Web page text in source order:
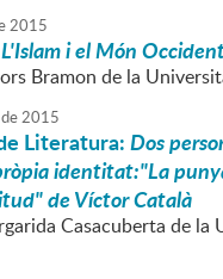
2015
L'Islam i el Món
Bramon de la
de2015
Literatura:Dos
identitat:"La
de Víctor Català
Casacuberta de la